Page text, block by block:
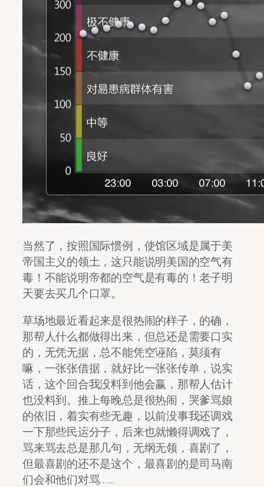
当然了，按照国际惯例，使馆区域是属于美
帝国主义的领土，这只能说明美国的空气有
毒！不能说明帝都的空气是有毒的！老子明
天要去买几个口罩。
草场地最近看起来是很热闹的样子，的确，
那帮人什么都做得出来，但总还是需要口实
的，无凭无据，总不能凭空诬陷，莫须有
嘛，一张张借据，就好比一张张传单，说实
话，这个回合我没料到他会赢，那帮人估计
也没料到。推上每晚总是很热闹，哭爹骂娘
的依旧，着实有些无趣，以前没事我还调戏
一下那些民运分子，后来也就懒得调戏了，
骂来骂去总是那几句，无纲无领，喜剧了，
但最喜剧的还不是这个，最喜剧的是司马南
们会和他们对骂……